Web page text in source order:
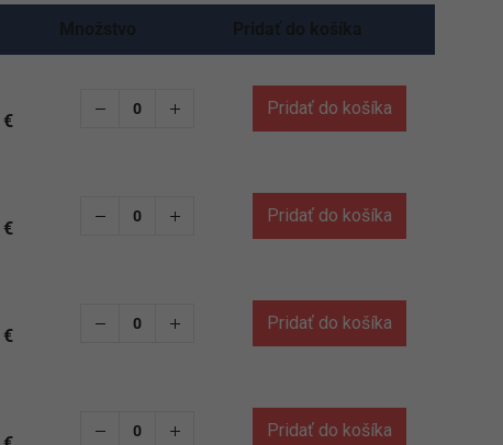
Množstvo Pridať do košíka
€
Pridať do košíka
€
Pridať do košíka
€
Pridať do košíka
Pridať do košíka